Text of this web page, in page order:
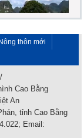
thôn mới
Cao Bằng
An
tỉnh Cao Bằng
Email: